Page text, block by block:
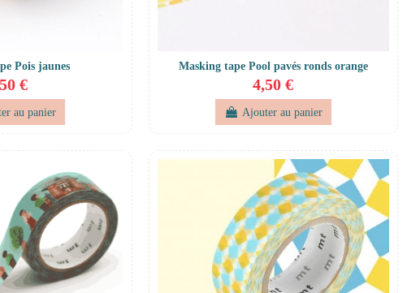
Pois jaunes
€
au panier
Masking tape Pool pavés ronds orange
4,50 €
Ajouter au panier